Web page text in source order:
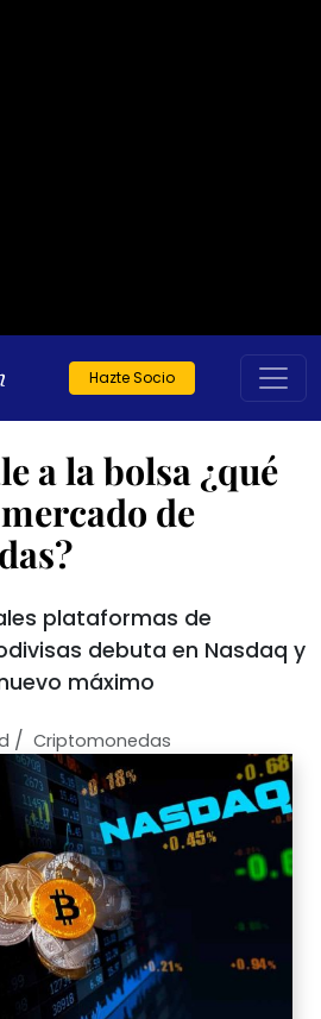
Hazte Socio
a la bolsa ¿qué
de
plataformas de
debuta en Nasdaq y
máximo
/ Criptomonedas